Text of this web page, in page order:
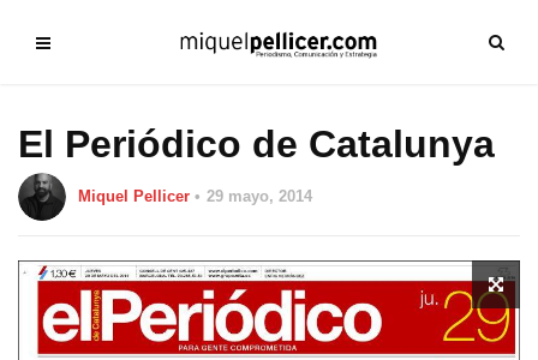
El Periódico de Catalunya
Miquel Pellicer 29 mayo, 2014